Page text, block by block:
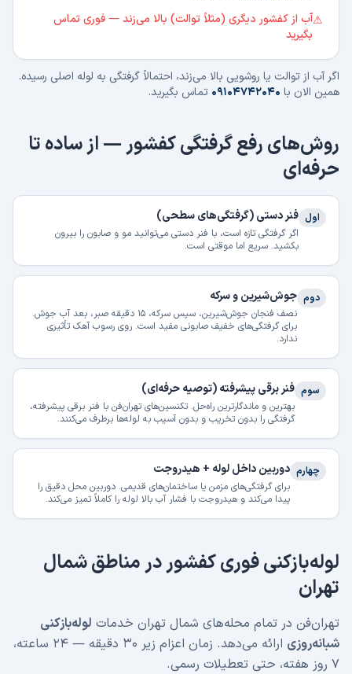
⚠آب از کفشور دیگری (مثلاً توالت) بالا می‌زند — فوری تماس
بگیرید
اگر آب از توالت یا روشویی بالا می‌زند، احتمالاً گرفتگی به لوله اصلی رسیده.
همین الان با ۰۹۱۰۴۷۴۲۰۴۰ تماس بگیرید.
روش‌های رفع گرفتگی کفشور — از ساده تا
حرفه‌ای
اول فنر دستی (گرفتگی‌های سطحی)
اگر گرفتگی تازه است، با فنر دستی می‌توانید مو و صابون را بیرون
بکشید. سریع اما موقتی است.
دوم جوش‌شیرین و سرکه
نصف فنجان جوش‌شیرین، سپس سرکه، ۱۵ دقیقه صبر، بعد آب جوش.
برای گرفتگی‌های خفیف صابونی مفید است. روی رسوب آهک تأثیری
ندارد.
سوم فنر برقی پیشرفته (توصیه حرفه‌ای)
بهترین و ماندگارترین راه‌حل. تکنسین‌های تهران‌فن با فنر برقی پیشرفته،
گرفتگی را بدون تخریب و بدون آسیب به لوله‌ها برطرف می‌کنند.
چهارم دوربین داخل لوله + هیدروجت
برای گرفتگی‌های مزمن یا ساختمان‌های قدیمی. دوربین محل دقیق را
پیدا می‌کند و هیدروجت با فشار آب بالا لوله را کاملاً تمیز می‌کند.
لوله‌بازکنی فوری کفشور در مناطق شمال
تهران
تهران‌فن در تمام محله‌های شمال تهران خدمات لوله‌بازکنی
شبانه‌روزی
ارائه می‌دهد. زمان اعزام زیر ۳۰ دقیقه — ۲۴ ساعته،
۷ روز هفته، حتی تعطیلات رسمی.